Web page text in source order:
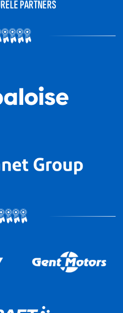
PARTNERS